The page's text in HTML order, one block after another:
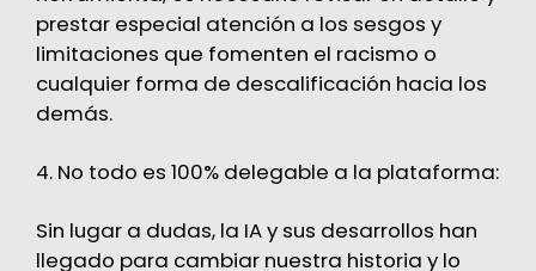
prestar especial atención a los sesgos y
limitaciones que fomenten el racismo o
cualquier forma de descalificación hacia los
demás.
4. No todo es 100% delegable a la plataforma:
Sin lugar a dudas, la IA y sus desarrollos han
llegado para cambiar nuestra historia y lo